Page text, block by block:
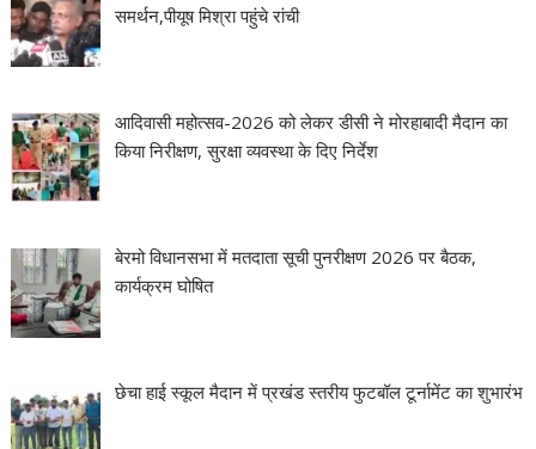
समर्थन,पीयूष मिश्रा पहुंचे रांची
आदिवासी महोत्सव-2026 को लेकर डीसी ने मोरहाबादी मैदान का
किया निरीक्षण, सुरक्षा व्यवस्था के दिए निर्देश
बेरमो विधानसभा में मतदाता सूची पुनरीक्षण 2026 पर बैठक,
कार्यक्रम घोषित
छेचा हाई स्कूल मैदान में प्रखंड स्तरीय फुटबॉल टूर्नामेंट का शुभारंभ